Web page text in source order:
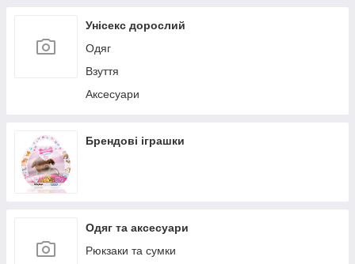
Унісекс дорослий
Одяг
Взуття
Аксесуари
Брендові іграшки
Одяг та аксесуари
Рюкзаки та сумки